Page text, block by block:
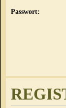
Passwort: